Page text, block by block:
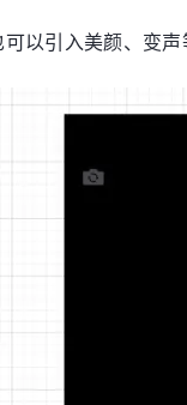
以引入美颜、变